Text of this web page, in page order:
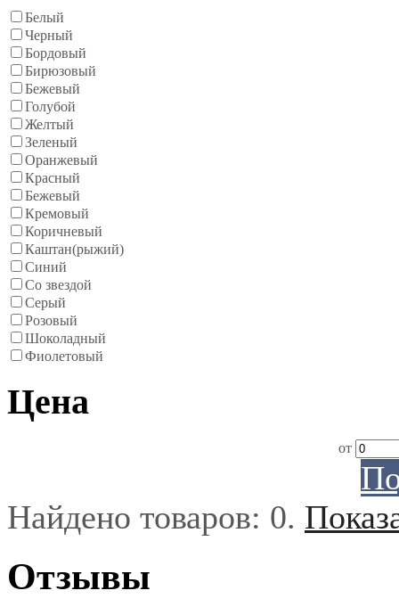
Белый
Черный
Бордовый
Бирюзовый
Бежевый
Голубой
Желтый
Зеленый
Оранжевый
Красный
Бежевый
Кремовый
Коричневый
Каштан(рыжий)
Синий
Со звездой
Серый
Розовый
Шоколадный
Фиолетовый
Цена
от
Найдено товаров: 0.
Отзывы